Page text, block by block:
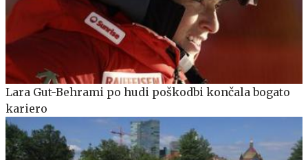
Lara Gut-Behrami po hudi poškodbi končala bogato
kariero